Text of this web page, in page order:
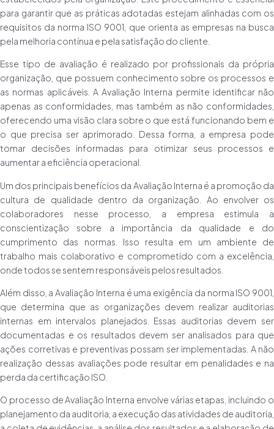
para garantir que as práticas adotadas estejam alinhadas com os
requisitos da norma ISO 9001, que orienta as empresas na busca
pela melhoria contínua e pela satisfação do cliente.
Esse tipo de avaliação é realizado por profissionais da própria
organização, que possuem conhecimento sobre os processos e
as normas aplicáveis. A Avaliação Interna permite identificar não
apenas as conformidades, mas também as não conformidades,
oferecendo uma visão clara sobre o que está funcionando bem e
o que precisa ser aprimorado. Dessa forma, a empresa pode
tomar decisões informadas para otimizar seus processos e
aumentar a eficiência operacional.
Um dos principais benefícios da Avaliação Interna é a promoção da
cultura de qualidade dentro da organização. Ao envolver os
colaboradores nesse processo, a empresa estimula a
conscientização sobre a importância da qualidade e do
cumprimento das normas. Isso resulta em um ambiente de
trabalho mais colaborativo e comprometido com a excelência,
onde todos se sentem responsáveis pelos resultados.
Além disso, a Avaliação Interna é uma exigência da norma ISO 9001,
que determina que as organizações devem realizar auditorias
internas em intervalos planejados. Essas auditorias devem ser
documentadas e os resultados devem ser analisados para que
ações corretivas e preventivas possam ser implementadas. A não
realização dessas avaliações pode resultar em penalidades e na
perda da certificação ISO.
O processo de Avaliação Interna envolve várias etapas, incluindo o
planejamento da auditoria, a execução das atividades de auditoria,